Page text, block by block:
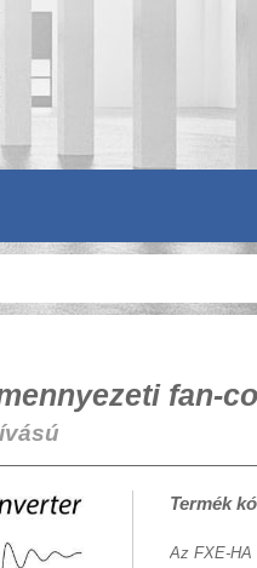
fan-
Termék
Az FXE-HA